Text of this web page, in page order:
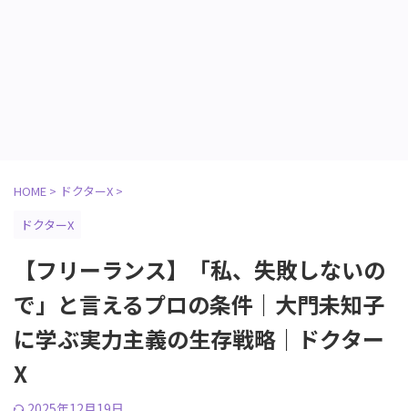
HOME > ドクターX >
ドクターX
【フリーランス】「私、失敗しないの
で」と言えるプロの条件｜大門未知子
に学ぶ実力主義の生存戦略｜ドクター
X